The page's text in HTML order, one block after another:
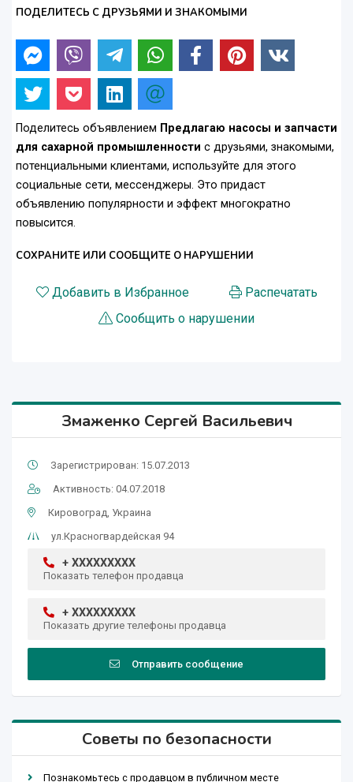
ПОДЕЛИТЕСЬ С ДРУЗЬЯМИ И ЗНАКОМЫМИ
Поделитесь объявлением Предлагаю насосы и запчасти
для сахарной промышленности с друзьями, знакомыми,
потенциальными клиентами, используйте для этого
социальные сети, мессенджеры. Это придаст
объявлению популярности и эффект многократно
повысится.
СОХРАНИТЕ ИЛИ СООБЩИТЕ О НАРУШЕНИИ
Добавить в Избранное
Распечатать
Сообщить о нарушении
Змаженко Сергей Васильевич
Зарегистрирован: 15.07.2013
Активность: 04.07.2018
Кировоград, Украина
ул.Красногвардейская 94
+ XXXXXXXXX
Показать телефон продавца
+ XXXXXXXXX
Показать другие телефоны продавца
Отправить сообщение
Советы по безопасности
Познакомьтесь с продавцом в публичном месте